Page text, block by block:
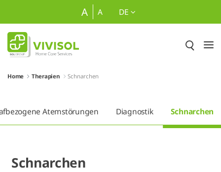
Zum Hauptinhalt springen
A A DE
Home Therapien Schnarchen
Atemstörungen Diagnostik Schnarchen
Schnarchen